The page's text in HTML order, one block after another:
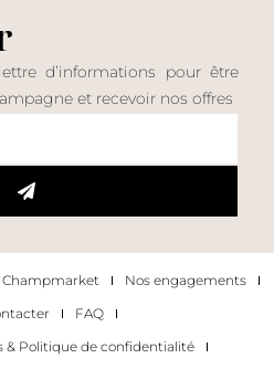
d’informations pour être
et recevoir nos offres
Champmarket
Nos engagements
FAQ
& Politique de confidentialité